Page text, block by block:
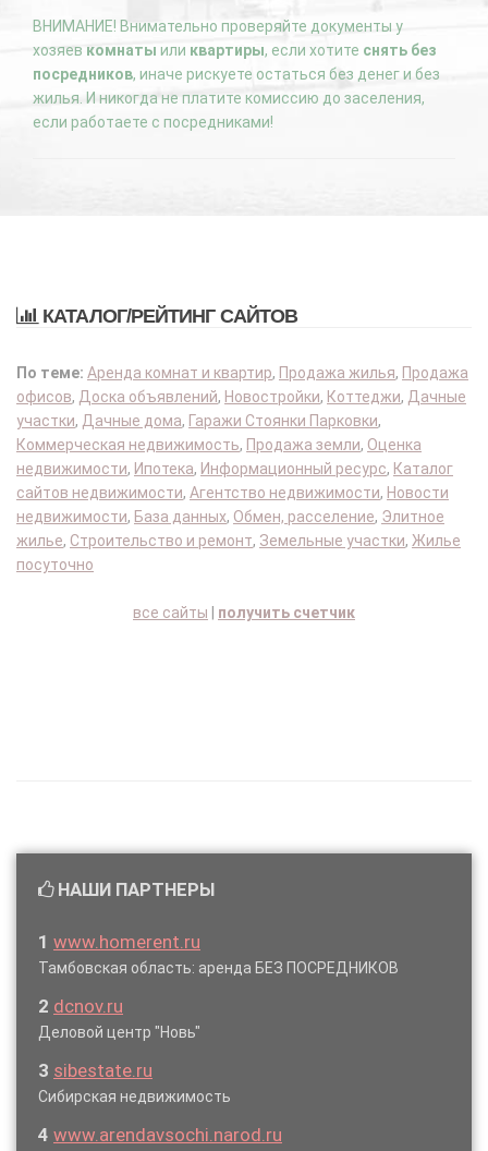
ВНИМАНИЕ! Внимательно проверяйте документы у
хозяев комнаты или квартиры, если хотите снять без
посредников, иначе рискуете остаться без денег и без
жилья. И никогда не платите комиссию до заселения,
если работаете с посредниками!
КАТАЛОГ/РЕЙТИНГ САЙТОВ
По теме: Аренда комнат и квартир, Продажа жилья, Продажа
офисов, Доска объявлений, Новостройки, Коттеджи, Дачные
участки, Дачные дома, Гаражи Стоянки Парковки,
Коммерческая недвижимость, Продажа земли, Оценка
недвижимости, Ипотека, Информационный ресурс, Каталог
сайтов недвижимости, Агентство недвижимости, Новости
недвижимости, База данных, Обмен, расселение, Элитное
жилье, Строительство и ремонт, Земельные участки, Жилье
посуточно
все сайты получить счетчик
НАШИ ПАРТНЕРЫ
1 www.homerent.ru
Тамбовская область: аренда БЕЗ ПОСРЕДНИКОВ
2 dcnov.ru
Деловой центр "Новь"
3 sibestate.ru
Сибирская недвижимость
4 www.arendavsochi.narod.ru